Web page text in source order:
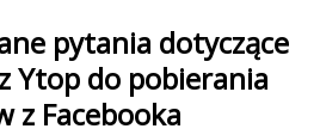
pytania dotyczące
Ytop do pobierania
z Facebooka